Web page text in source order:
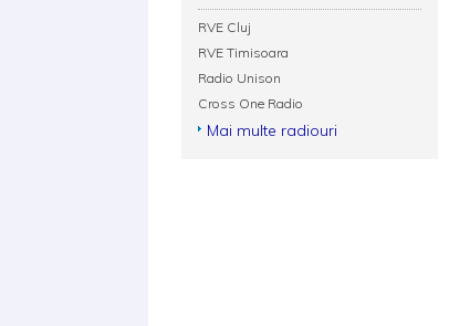
RVE Cluj
RVE Timisoara
Radio Unison
Cross One Radio
Mai multe radiouri